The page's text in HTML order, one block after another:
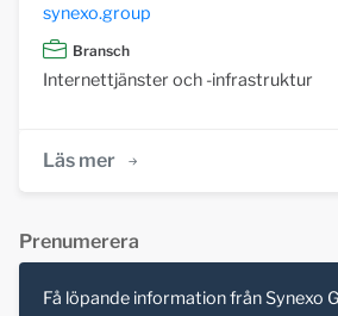
synexo.group
Bransch
Internettjänster och -infrastruktur
Läs mer
Prenumerera
Få löpande information från Synexo